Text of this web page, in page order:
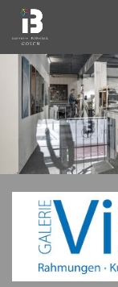
-
fineArt
prints
&
Slider